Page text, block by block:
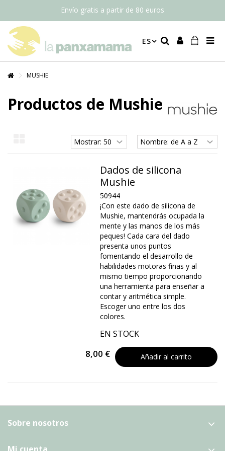
Envío gratis a partir de 80 euros
ES
MUSHIE
Productos de Mushie
Dados de silicona
Mushie
50944
¡Con este dado de silicona de
Mushie, mantendrás ocupada la
mente y las manos de los más
peques! Cada cara del dado
presenta unos puntos
fomentando el desarrollo de
habilidades motoras finas y al
mismo tiempo proporcionando
una herramienta para enseñar a
contar y aritmética simple.
Escoger uno entre los dos
colores.
EN STOCK
8,00 € Añadir al carrito
Sobre nosotros